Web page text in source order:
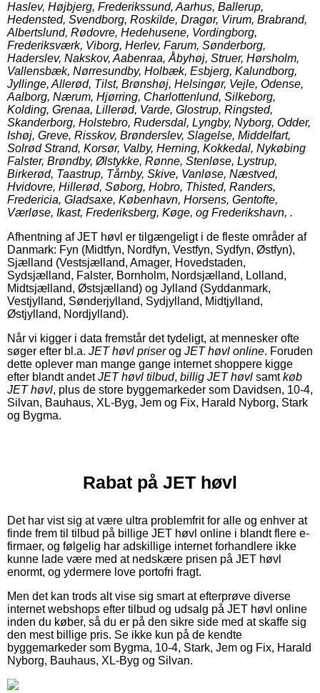
Haslev, Højbjerg, Frederikssund, Aarhus, Ballerup,
Hedensted, Svendborg, Roskilde, Dragør, Virum, Brabrand,
Albertslund, Rødovre, Hedehusene, Vordingborg,
Frederiksværk, Viborg, Herlev, Farum, Sønderborg,
Haderslev, Nakskov, Aabenraa, Åbyhøj, Struer, Hørsholm,
Vallensbæk, Nørresundby, Holbæk, Esbjerg, Kalundborg,
Jyllinge, Allerød, Tilst, Brønshøj, Helsingør, Vejle, Odense,
Aalborg, Nærum, Hjørring, Charlottenlund, Silkeborg,
Kolding, Grenaa, Lillerød, Varde, Glostrup, Ringsted,
Skanderborg, Holstebro, Rudersdal, Lyngby, Nyborg, Odder,
Ishøj, Greve, Risskov, Brønderslev, Slagelse, Middelfart,
Solrød Strand, Korsør, Valby, Herning, Kokkedal, Nykøbing
Falster, Brøndby, Ølstykke, Rønne, Stenløse, Lystrup,
Birkerød, Taastrup, Tårnby, Skive, Vanløse, Næstved,
Hvidovre, Hillerød, Søborg, Hobro, Thisted, Randers,
Fredericia, Gladsaxe, København, Horsens, Gentofte,
Værløse, Ikast, Frederiksberg, Køge, og Frederikshavn, .
Afhentning af JET høvl er tilgængeligt i de fleste områder af
Danmark: Fyn (Midtfyn, Nordfyn, Vestfyn, Sydfyn, Østfyn),
Sjælland (Vestsjælland, Amager, Hovedstaden,
Sydsjælland, Falster, Bornholm, Nordsjælland, Lolland,
Midtsjælland, Østsjælland) og Jylland (Syddanmark,
Vestjylland, Sønderjylland, Sydjylland, Midtjylland,
Østjylland, Nordjylland).
Når vi kigger i data fremstår det tydeligt, at mennesker ofte
søger efter bl.a. JET høvl priserog JET høvl online. Foruden
dette oplever man mange gange internet shoppere kigge
efter blandt andetJET høvl tilbud, billig JET høvl samtkøb
JET høvl, plus de store byggemarkeder som Davidsen, 10-4,
Silvan, Bauhaus, XL-Byg, Jem og Fix, Harald Nyborg, Stark
og Bygma.
Rabat på JET høvl
Det har vist sig at være ultra problemfrit for alle og enhver at
finde frem til tilbud på billige JET høvl online i blandt flere e-
firmaer, og følgelig har adskillige internet forhandlere ikke
kunne lade være med at nedskære prisen på JET høvl
enormt, og ydermere love portofri fragt.
Men det kan trods alt vise sig smart at efterprøve diverse
internet webshops efter tilbud og udsalg på JET høvl online
inden du køber, så du er på den sikre side med at skaffe sig
den mest billige pris. Se ikke kun på de kendte
byggemarkeder som Bygma, 10-4, Stark, Jem og Fix, Harald
Nyborg, Bauhaus, XL-Byg og Silvan.